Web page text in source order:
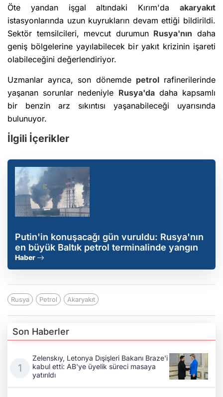
Öte yandan işgal altındaki Kırım'da akaryakıt
istasyonlarında uzun kuyrukların devam ettiği bildirildi.
Sektör temsilcileri, mevcut durumun Rusya'nın daha
geniş bölgelerine yayılabilecek bir yakıt krizinin işareti
olabileceğini değerlendiriyor.
Uzmanlar ayrıca, son dönemde petrolrafinerilerinde
yaşanan sorunlar nedeniyle Rusya'dadaha kapsamlı
bir benzin arz sıkıntısı yaşanabileceği uyarısında
bulunuyor.
İlgili İçerikler
Putin'in konuşacağı gün vuruldu: Rusya'nın
en büyük Baltık petrol terminalinde yangın
Haber
Rusya Petrol Akaryakıt
Son Haberler
Zelenskıy, Letonya Dışişleri Bakanı Braze'i
kabul etti: AB'ye üyelik süreci masaya
yatırıldı